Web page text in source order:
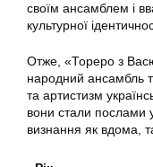
своїм ансамблем і
культурної
Отже, «Тореро з
народний ансамбль
та артистизм
вони стали послами
визнання як вдома,